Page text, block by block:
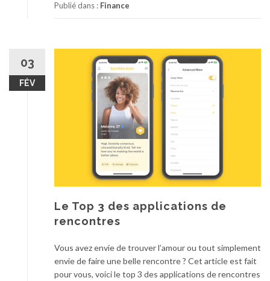
Publié dans : Finance
03
FÉV
Le Top 3 des applications de
rencontres
Vous avez envie de trouver l’amour ou tout simplement
envie de faire une belle rencontre ? Cet article est fait
pour vous, voici le top 3 des applications de rencontres